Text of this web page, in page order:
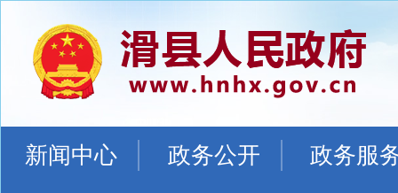
新闻中心 政务公开 政务服